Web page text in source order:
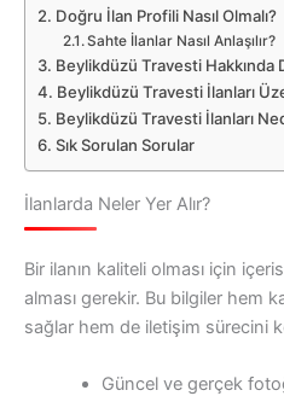
Doğru İlan Profili Nasıl Olmalı?
Sahte İlanlar Nasıl Anlaşılır?
Beylikdüzü Travesti Hakkında
Beylikdüzü Travesti İlanları
Beylikdüzü Travesti İlanları
Sık Sorulan Sorular
İlanlarda Neler Yer Alır?
Bir ilanın kaliteli olması için
alması gerekir. Bu bilgiler hem
sağlar hem de iletişim sürecini
Güncel ve gerçek